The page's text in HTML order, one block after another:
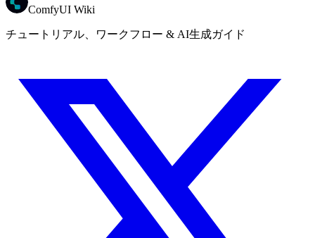
ComfyUI Wiki
チュートリアル、ワークフロー & AI生成ガイド